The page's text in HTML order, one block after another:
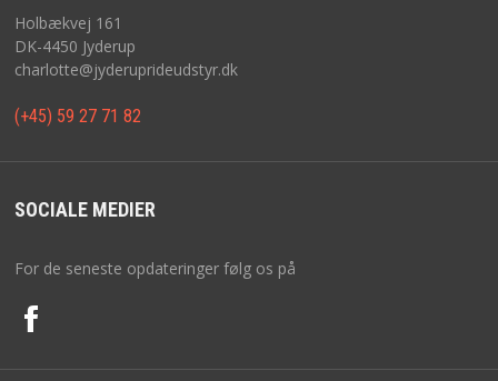
Holbækvej 161
DK-4450 Jyderup
charlotte@jyderuprideudstyr.dk
(+45) 59 27 71 82
SOCIALE MEDIER
For de seneste opdateringer følg os på